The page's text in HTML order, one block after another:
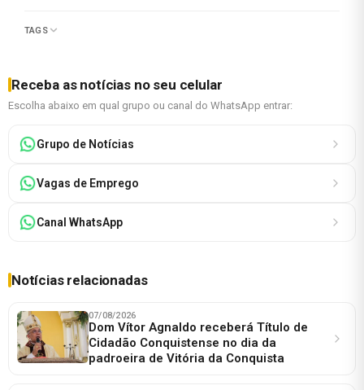
TAGS
Receba as notícias no seu celular
Escolha abaixo em qual grupo ou canal do WhatsApp entrar:
Grupo de Notícias
Vagas de Emprego
Canal WhatsApp
Notícias relacionadas
07/08/2026
Dom Vítor Agnaldo receberá Título de
Cidadão Conquistense no dia da
padroeira de Vitória da Conquista